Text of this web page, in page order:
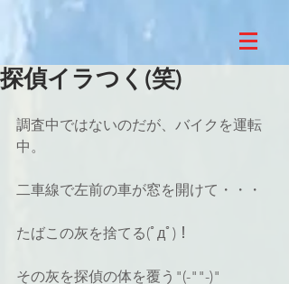
探偵イラつく(笑)
調査中ではないのだが、バイクを運転
中。
二車線で左前の車が窓を開けて・・・
たばこの灰を捨てる(ﾟдﾟ)！
その灰を探偵の体を覆う"(-""-)"